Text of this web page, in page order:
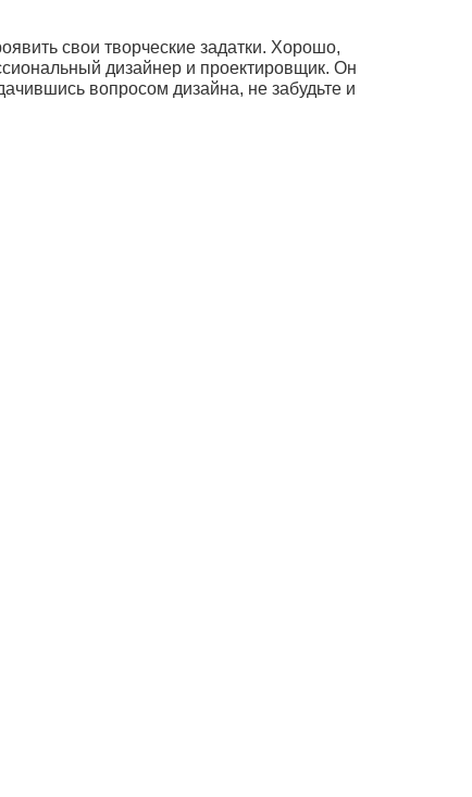
свои творческие задатки. Хорошо,
дизайнер и проектировщик. Он
вопросом дизайна, не забудьте и